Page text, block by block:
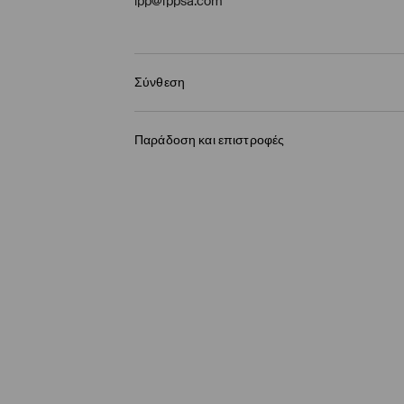
Σύνθεση
Παράδοση και επιστροφές